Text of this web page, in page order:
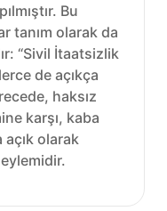
Bu
tanım olarak da
“Sivil İtaatsizlik
de açıkça
haksız
karşı, kaba
olarak